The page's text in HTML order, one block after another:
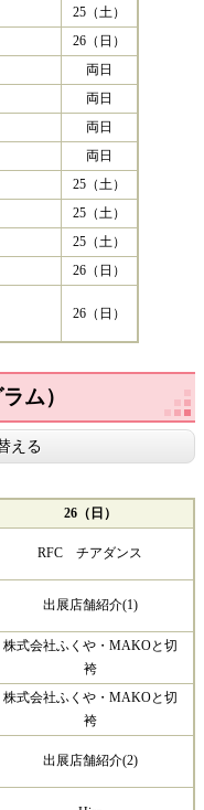
25（土）
26（日）
両日
両日
両日
両日
25（土）
25（土）
25（土）
26（日）
26（日）
ム）
える
26（日）
RFC チアダンス
出展店舗紹介(1)
株式会社ふくや・MAKOと切
袴
株式会社ふくや・MAKOと切
袴
出展店舗紹介(2)